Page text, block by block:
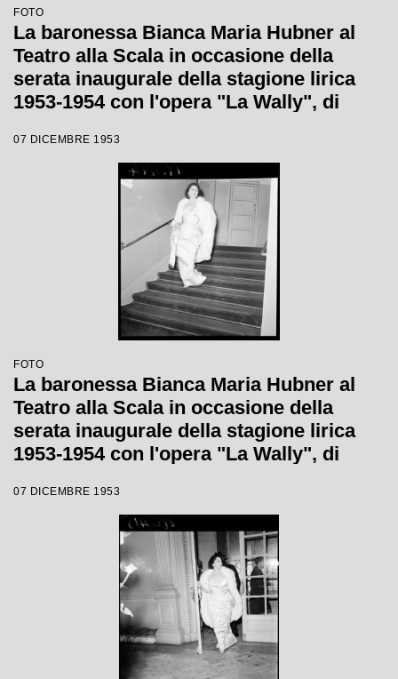
FOTO
La baronessa Bianca Maria Hubner al
Teatro alla Scala in occasione della
serata inaugurale della stagione lirica
1953-1954 con l'opera "La Wally", di
Giulini, con la regia di Tatiana Pavlova
07 DICEMBRE 1953
FOTO
La baronessa Bianca Maria Hubner al
Teatro alla Scala in occasione della
serata inaugurale della stagione lirica
1953-1954 con l'opera "La Wally", di
Giulini, con la regia di Tatiana Pavlova
07 DICEMBRE 1953